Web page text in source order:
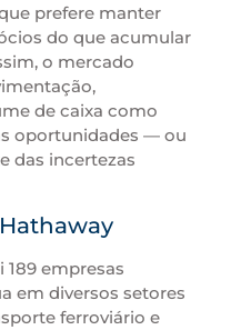
prefere manter
do que acumular
o mercado
de caixa como
oportunidades — ou
das incertezas
empresas
em diversos setores
ferroviário e